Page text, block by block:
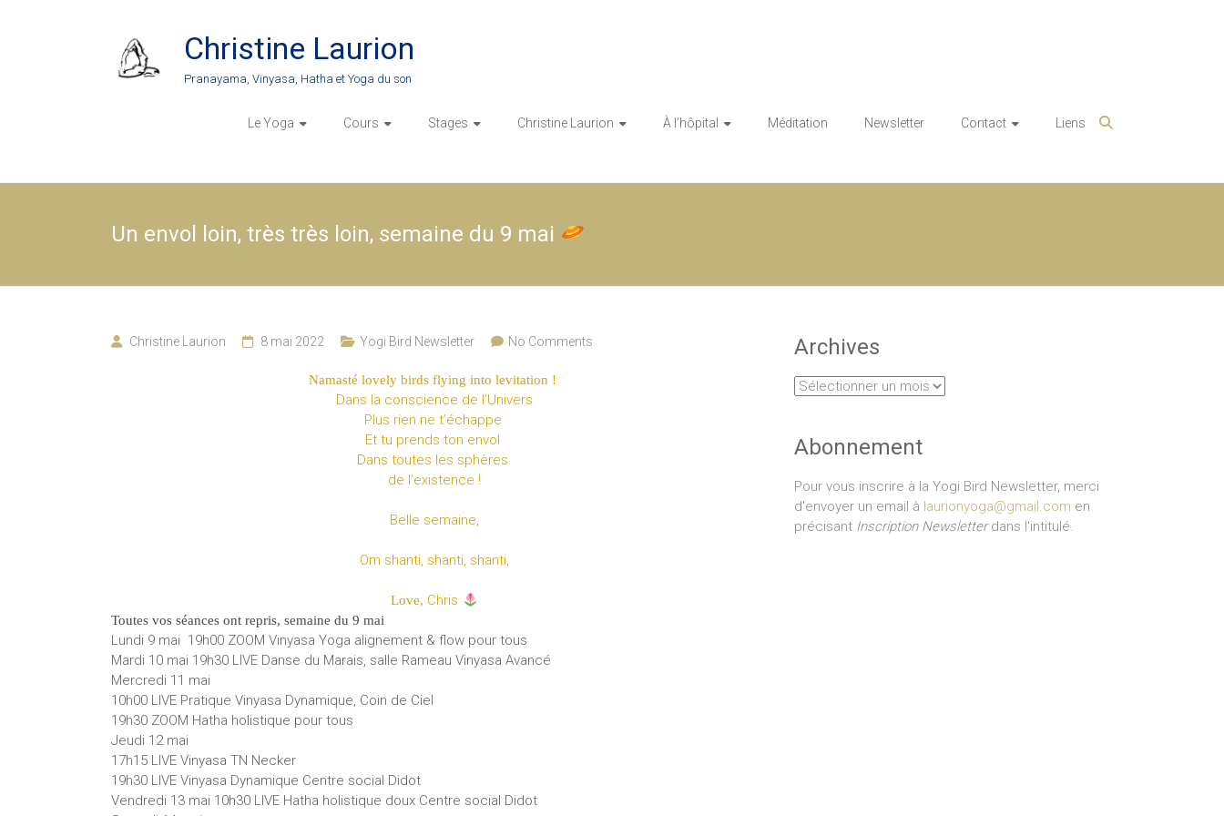
Christine Laurion
Pranayama, Vinyasa, Hatha et Yoga du son
Le Yoga Cours Stages Christine Laurion À l’hôpital Méditation Newsletter Contact Liens
Un envol loin, très très loin, semaine du 9 mai
Christine Laurion 8 mai 2022 Yogi Bird Newsletter No Comments
Namasté lovely birds flying into levitation !
Dans la conscience de l’Univers
Plus rien ne t’échappe
Et tu prends ton envol
Dans toutes les sphères
de l’existence !
Belle semaine,
Om shanti, shanti, shanti,
Love, Chris
Toutes vos séances ont repris, semaine du 9 mai
Lundi 9 mai 19h00 ZOOM Vinyasa Yoga alignement & flow pour tous
Mardi 10 mai 19h30 LIVE Danse du Marais, salle Rameau Vinyasa Avancé
Mercredi 11 mai
10h00 LIVE Pratique Vinyasa Dynamique, Coin de Ciel
19h30 ZOOM Hatha holistique pour tous
Jeudi 12 mai
17h15 LIVE Vinyasa TN Necker
19h30 LIVE Vinyasa Dynamique Centre social Didot
Vendredi 13 mai 10h30 LIVE Hatha holistique doux Centre social Didot
Archives
Archives
Abonnement
Pour vous inscrire à la Yogi Bird Newsletter, merci
d'envoyer un email à laurionyoga@gmail.com en
précisant Inscription Newsletterdans l'intitulé.